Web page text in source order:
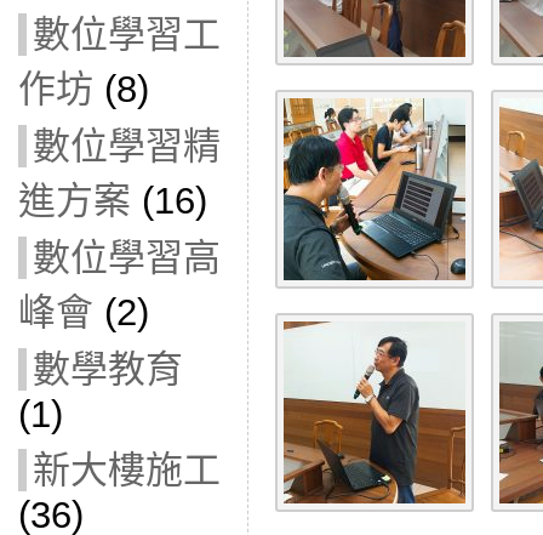
數位學習工
作坊 (8)
數位學習精
進方案 (16)
數位學習高
峰會 (2)
數學教育
(1)
新大樓施工
(36)